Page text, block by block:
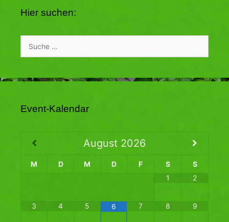
Hier suchen:
nach:
Event-Kalendar
August 2026
M D M D F S
S
1
2
3 4 5 6 7 8 9